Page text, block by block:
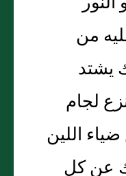
من
يشتد
لجام
اللين
عن كل